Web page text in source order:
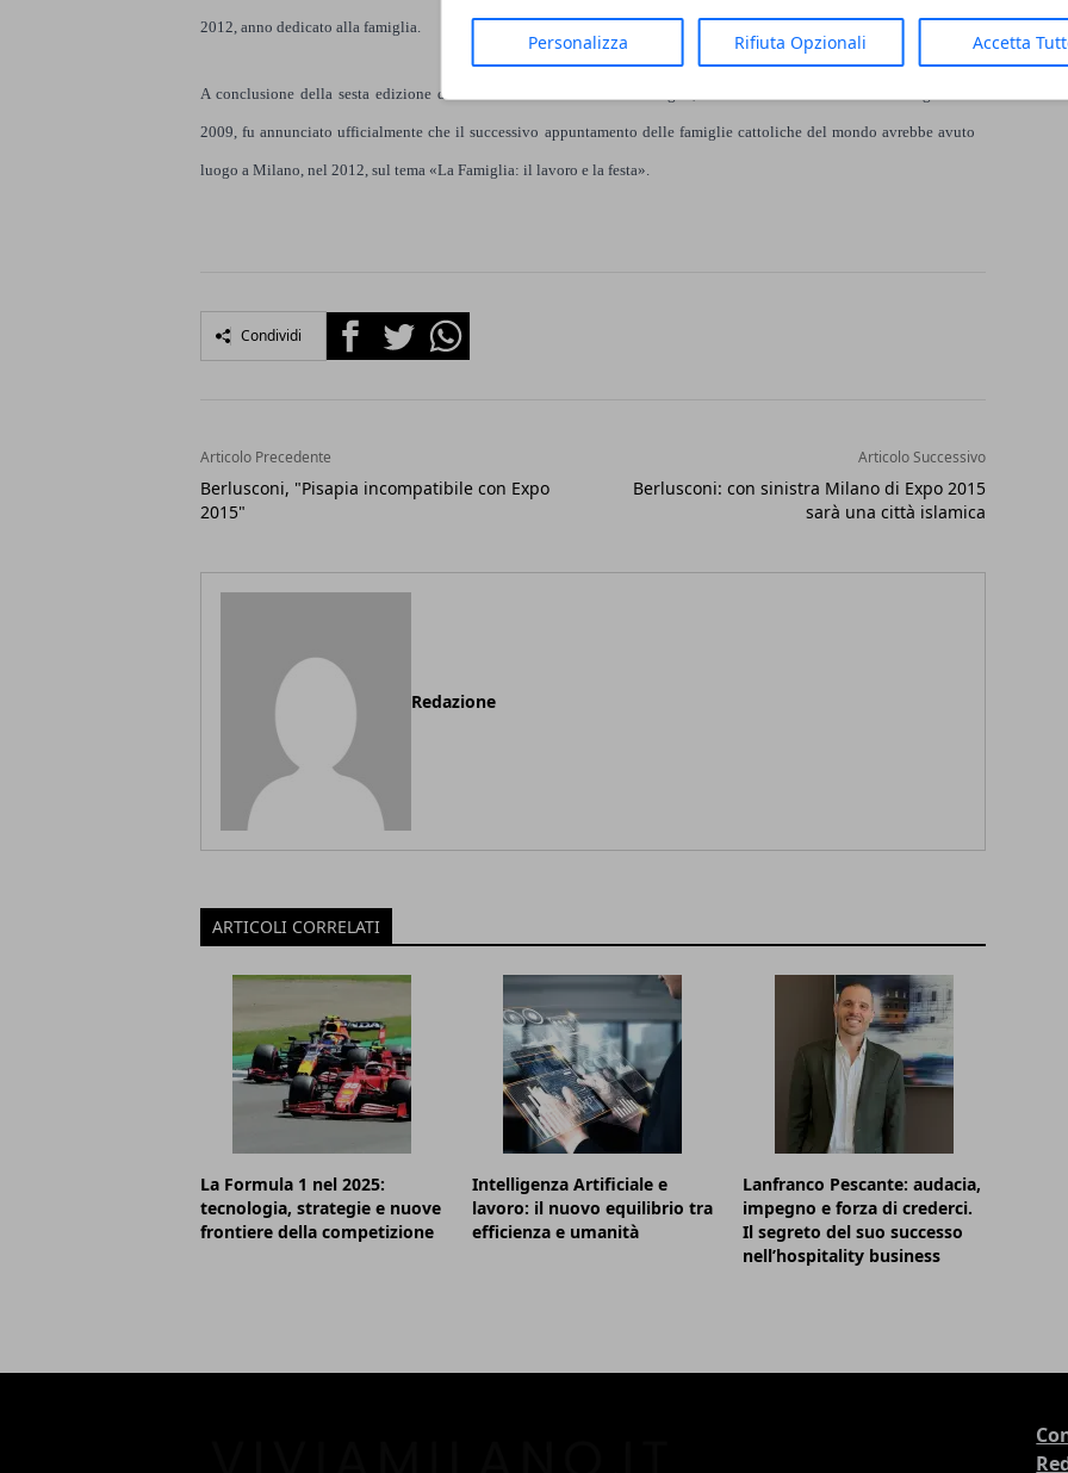
Personalizza Rifiuta Opzionali Accetta
2012, anno dedicato alla famiglia.
A conclusione della sesta edizione dell’Incontro Mondiale delle Famiglie, svoltosi a Città del Messico nel gennaio
2009, fu annunciato ufficialmente che il successivo appuntamento delle famiglie cattoliche del mondo avrebbe avuto
luogo a Milano, nel 2012, sul tema «La Famiglia: il lavoro e la festa».
Condividi FacebookTwitterWhatsapp
Articolo Precedente
Berlusconi, "Pisapia incompatibile con Expo
2015"
Articolo Successivo
Berlusconi: con sinistra Milano di Expo 2015
sarà una città islamica
Redazione
ARTICOLI CORRELATI
La Formula 1 nel 2025:
tecnologia, strategie e nuove
frontiere della competizione
Intelligenza Artificiale e
lavoro: il nuovo equilibrio tra
efficienza e umanità
Lanfranco Pescante: audacia,
impegno e forza di crederci.
Il segreto del suo successo
nell’hospitality business